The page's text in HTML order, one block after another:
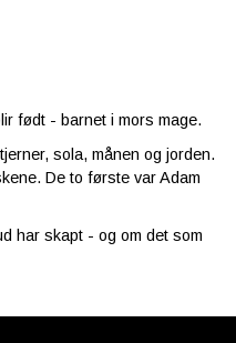
født - barnet i mors mage.
sola, månen og jorden.
De to første var Adam
har skapt - og om det som